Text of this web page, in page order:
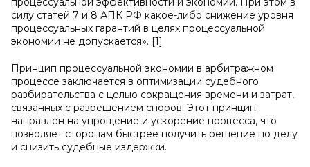
силу статей 7 и 8 АПК РФ какое-либо снижение уровня
процессуальных гарантий в целях процессуальной
экономии не допускается». [1]
Принцип процессуальной экономии в арбитражном
процессе заключается в оптимизации судебного
разбирательства с целью сокращения времени и затрат,
связанных с разрешением споров. Этот принцип
направлен на упрощение и ускорение процесса, что
позволяет сторонам быстрее получить решение по делу
и снизить судебные издержки.